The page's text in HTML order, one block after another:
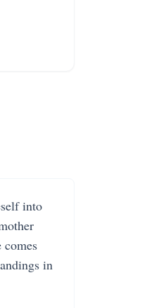
into
comes
in